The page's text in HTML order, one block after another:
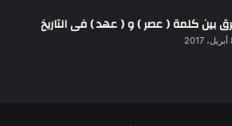
بين كلمة ( عصر ) و ( عهد ) فى التاريخ